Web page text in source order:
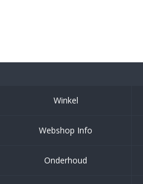
Winkel
Webshop Info
Onderhoud